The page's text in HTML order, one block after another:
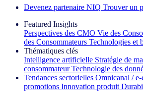
Devenez partenaire NIQ Trouver un
Featured Insights
Perspectives des CMO Vie des
des Consommateurs Technologies et
Thématiques clés
Intelligence artificielle Stratégie de
consommateur Technologie des
Tendances sectorielles Omnicanal /
promotions Innovation produit